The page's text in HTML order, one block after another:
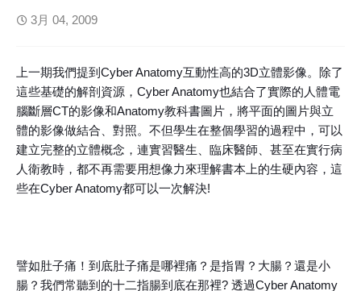
3月 04, 2009
上一期我們提到Cyber Anatomy互動性高的3D立體影像。除了
這些基礎的解剖資源，Cyber Anatomy也結合了實際的人體電
腦斷層CT的影像和Anatomy教科書圖片，將平面的圖片與立
體的影像做結合、對照。不但學生在整個學習的過程中，可以
建立完整的立體概念，連實習醫生、臨床醫師、甚至在實行病
人衛教時，都不再需要用想像力來理解書本上的生硬內容，這
些在Cyber Anatomy都可以一次解決!
譬如肚子痛！到底肚子痛是哪裡痛？是指胃？大腸？還是小
腸？我們常聽到的十二指腸到底在那裡? 透過Cyber Anatomy